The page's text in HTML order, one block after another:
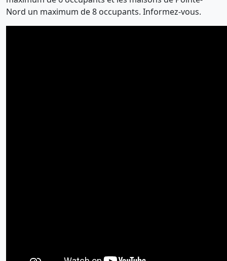
Nord un maximum de 8 occupants. Informez-vous.